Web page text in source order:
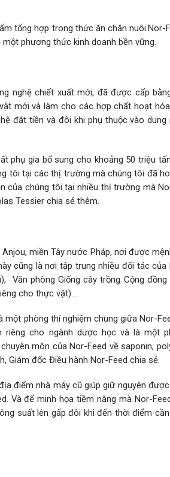
tổng hợp trong thức ăn chăn nuôi.Nor-
phương thức kinh doanh bền vững.
nghệ chiết xuất mới, đã được cấp
mới và làm cho các hợp chất hoạt
đắt tiền và đôi khi phụ thuộc vào
phụ gia bổ sung cho khoảng 50 triệu
tôi tại các thị trường mà chúng tôi đã
của chúng tôi tại nhiều thị trường mà
Tessier chia sẻ thêm.
miền Tây nước Pháp, nơi được
cũng là nơi tập trung nhiều đối tác của
Văn phòng Giống cây trồng Cộng đồng
cho thực vật)…
một phòng thí nghiệm chung giữa Nor-
riêng cho ngành dược học và là một
môn của Nor-Feed về saponin,
Giám đốc Điều hành Nor-Feed chia sẻ.
điểm nhà máy cũ giúp giữ nguyên
Và để minh họa tiềm năng mà Nor-
suất lên gấp đôi khi đến thời điểm